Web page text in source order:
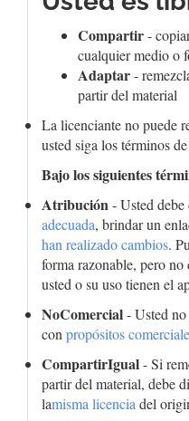
Compartir-
cualquier medio o
Adaptar-
partir del material
La licenciante no puede
usted siga los términos
Bajo los siguientes
Atribución- Usted debe
adecuada, brindar un
han realizado cambios.
forma razonable, pero
usted o su uso tienen el
NoComercial- Usted
con propósitos
CompartirIgual- Si
partir del material, debe
lamisma licencia del